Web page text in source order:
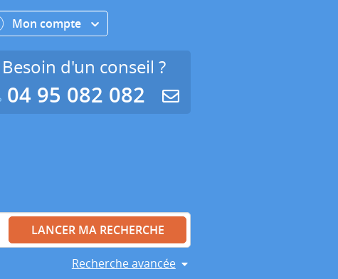
Recherche avancée
Mon compte
Besoin d'un conseil ?
04 95 082 082